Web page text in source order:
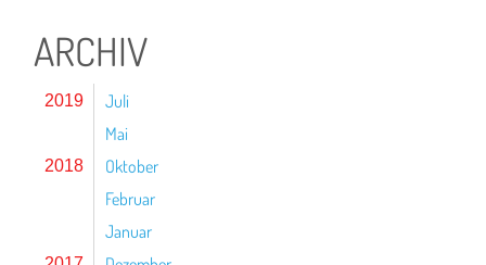
ARCHIV
2019
Juli
Mai
2018
Oktober
Februar
Januar